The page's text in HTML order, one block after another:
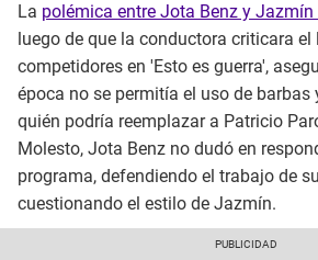
La polémica entre Jota Benz y
luego de que la conductora criticara el
competidores en 'Esto es guerra',
época no se permitía el uso de barbas
quién podría reemplazar a Patricio
Molesto, Jota Benz no dudó en
programa, defendiendo el trabajo de
cuestionando el estilo de Jazmín.